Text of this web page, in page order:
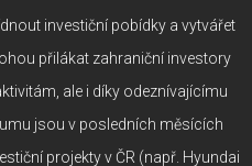
investiční pobídky a vytvářet
přilákat zahraniční investory
ale i díky odeznívajícímu
jsou v posledních měsících
projekty v ČR (např. Hyundai